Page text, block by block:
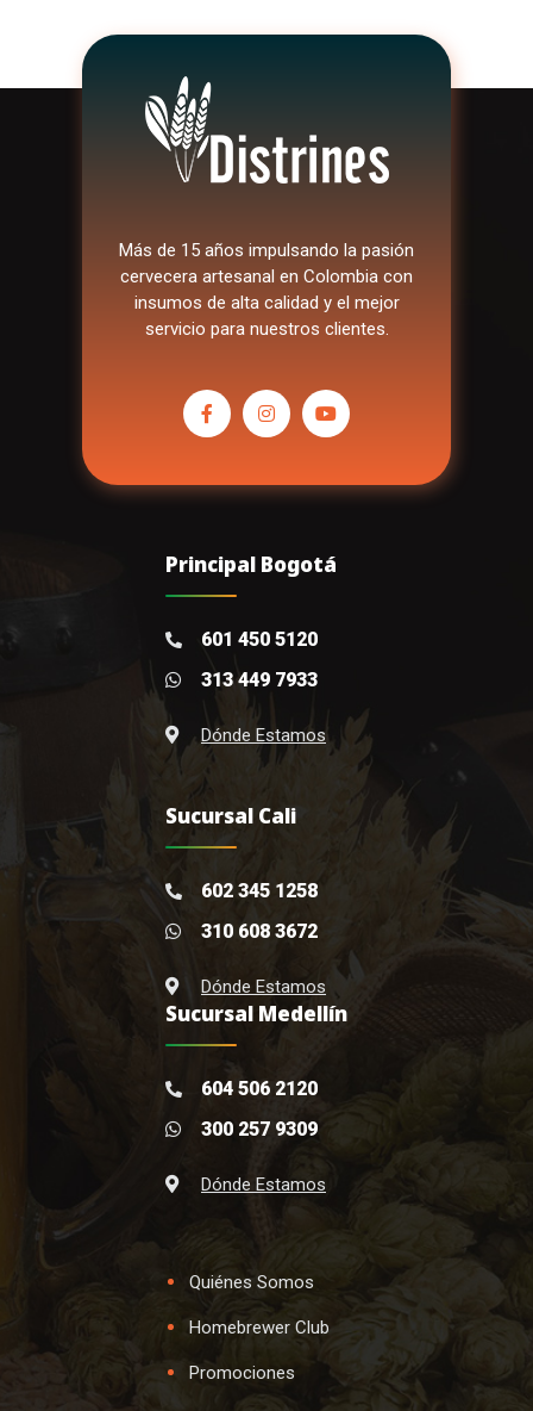
Más de 15 años impulsando la pasión
cervecera artesanal en Colombia con
insumos de alta calidad y el mejor
servicio para nuestros clientes.
Principal Bogotá
601 450 5120
313 449 7933
Dónde Estamos
Sucursal Cali
602 345 1258
310 608 3672
Dónde Estamos
Sucursal Medellín
604 506 2120
300 257 9309
Dónde Estamos
Quiénes Somos
Homebrewer Club
Promociones